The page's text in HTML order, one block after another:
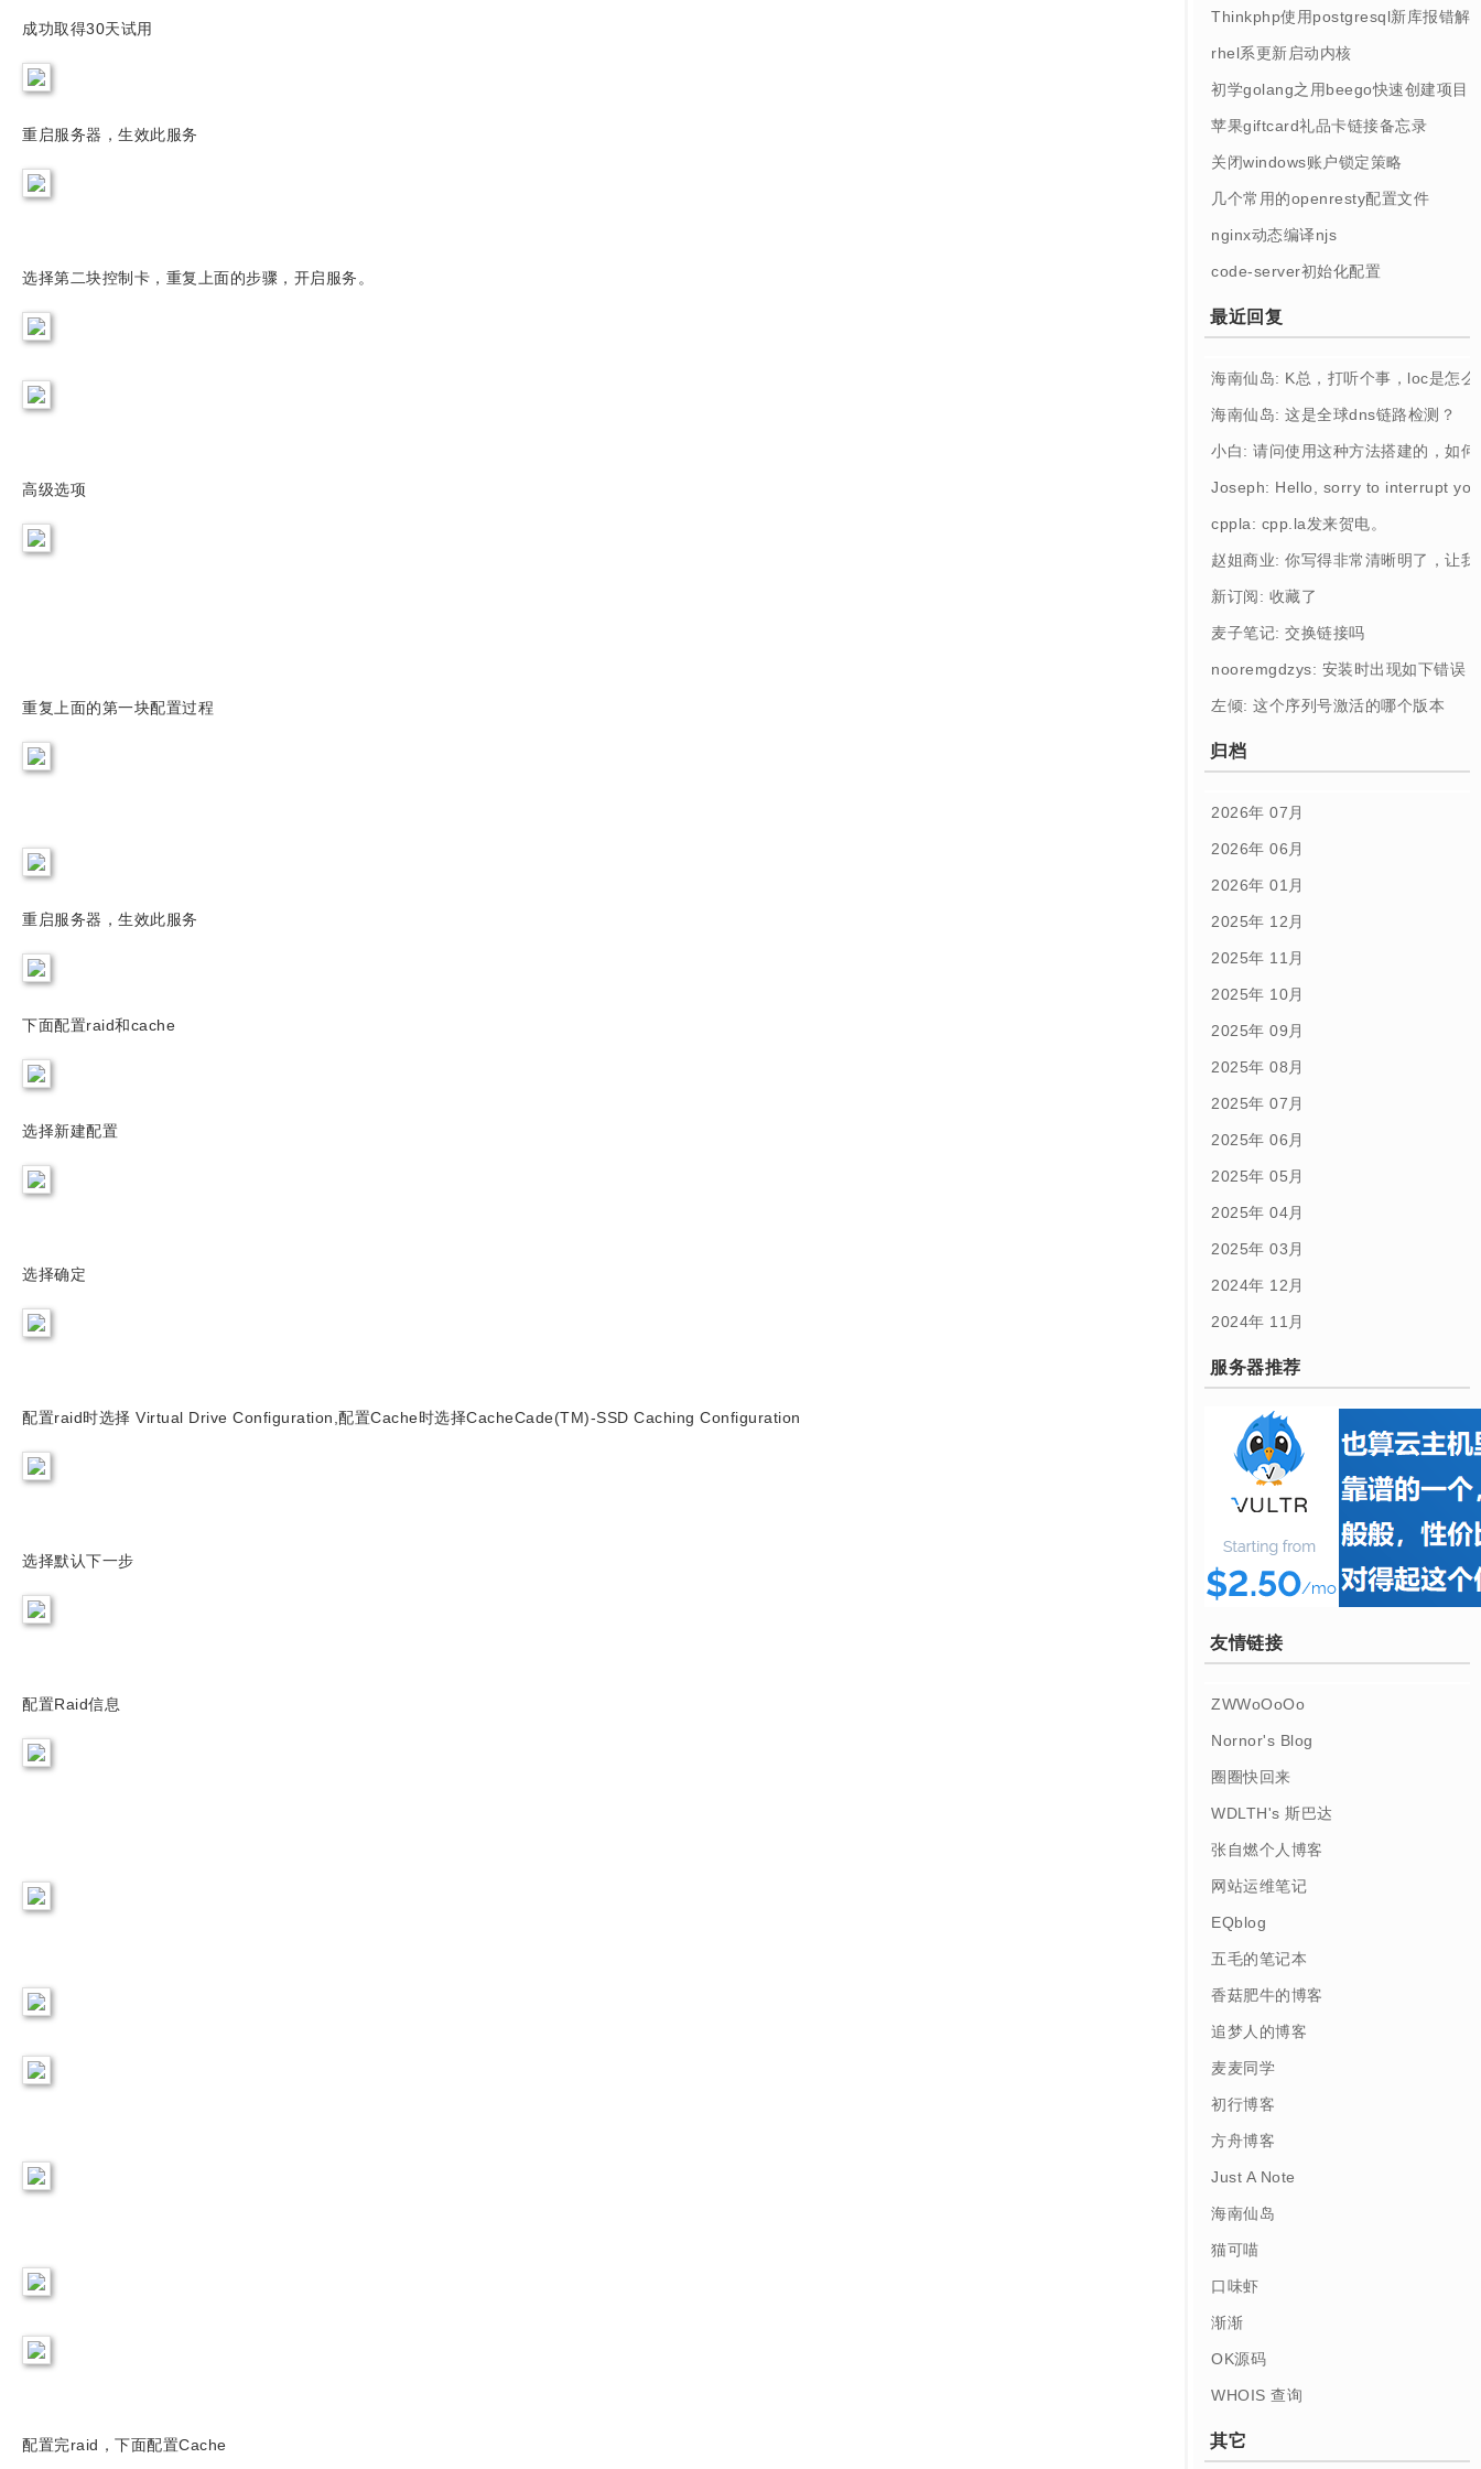
成功取得30天试用
重启服务器，生效此服务
选择第二块控制卡，重复上面的步骤，开启服务。
高级选项
重复上面的第一块配置过程
重启服务器，生效此服务
下面配置raid和cache
选择新建配置
选择确定
配置raid时选择 Virtual Drive Configuration,配置Cache时选择CacheCade(TM)-SSD Caching Configuration
选择默认下一步
配置Raid信息
配置完raid，下面配置Cache
Thinkphp使用postgresql新库报错解
rhel系更新启动内核
初学golang之用beego快速创建项目
苹果giftcard礼品卡链接备忘录
关闭windows账户锁定策略
几个常用的openresty配置文件
nginx动态编译njs
code-server初始化配置
最近回复
海南仙岛: K总，打听个事，loc是怎么
海南仙岛: 这是全球dns链路检测？
小白: 请问使用这种方法搭建的，如
Joseph: Hello, sorry to interrupt
cppla: cpp.la发来贺电。
赵姐商业: 你写得非常清晰明了，让
新订阅: 收藏了
麦子笔记: 交换链接吗
nooremgdzys: 安装时出现如下错误
左倾: 这个序列号激活的哪个版本
归档
2026年 07月
2026年 06月
2026年 01月
2025年 12月
2025年 11月
2025年 10月
2025年 09月
2025年 08月
2025年 07月
2025年 06月
2025年 05月
2025年 04月
2025年 03月
2024年 12月
2024年 11月
服务器推荐
友情链接
ZWWoOoOo
Nornor's Blog
圈圈快回来
WDLTH's 斯巴达
张自燃个人博客
网站运维笔记
EQblog
五毛的笔记本
香菇肥牛的博客
追梦人的博客
麦麦同学
初行博客
方舟博客
Just A Note
海南仙岛
猫可喵
口味虾
渐渐
OK源码
WHOIS 查询
其它